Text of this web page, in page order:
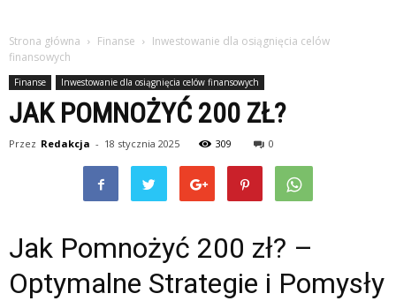
Strona główna Finanse
Inwestowanie dla osiągnięcia celów
finansowych
Finanse Inwestowanie dla osiągnięcia celów finansowych
JAK POMNOŻYĆ 200 ZŁ?
Przez Redakcja - 18 stycznia 2025 309 0
Jak Pomnożyć 200 zł? –
Optymalne Strategie i Pomysły